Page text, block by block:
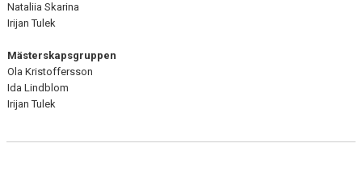
Nataliia Skarina
Irijan Tulek
Mästerskapsgruppen
Ola Kristoffersson
Ida Lindblom
Irijan Tulek